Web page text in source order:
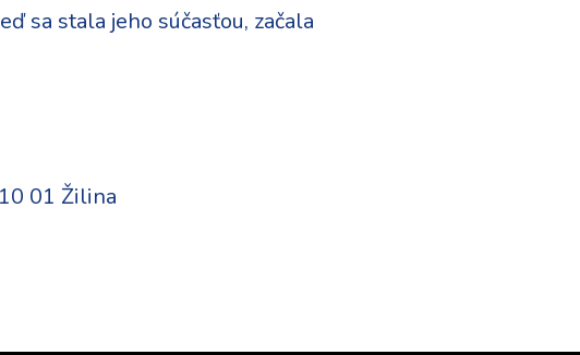
sa stala jeho súčasťou, začala
01 Žilina